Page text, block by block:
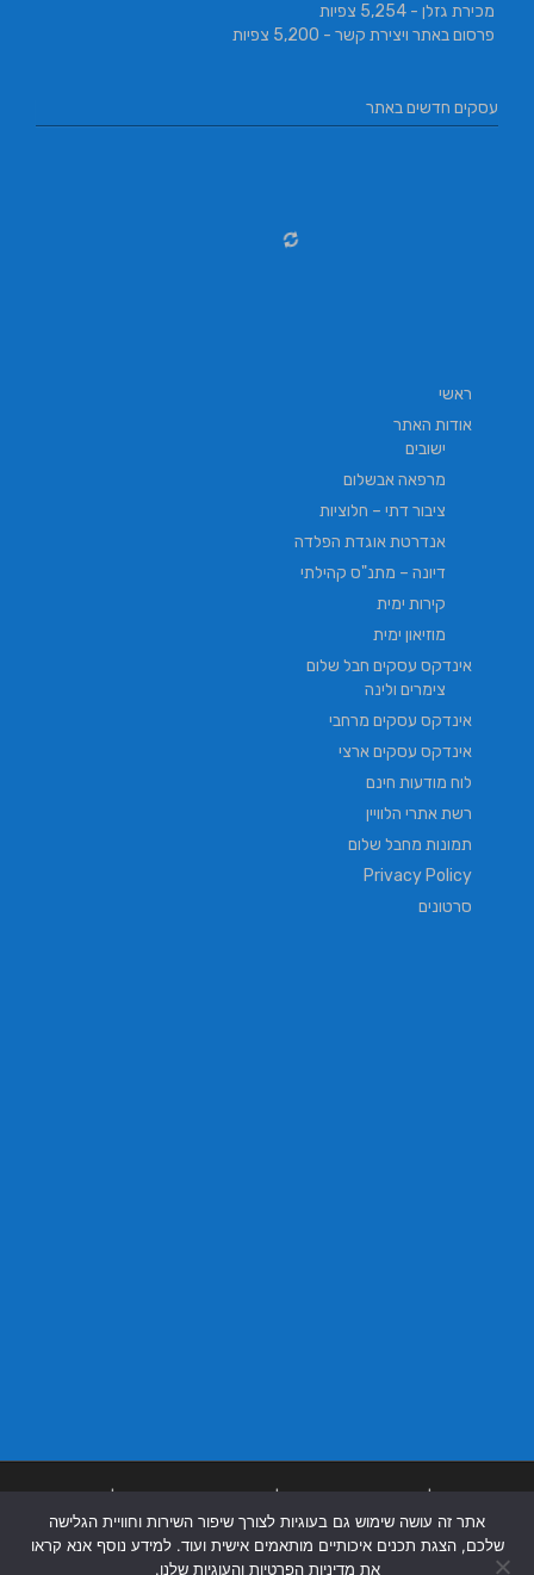
מכירת גזלן - 5,254 צפיות
פרסום באתר ויצירת קשר - 5,200 צפיות
עסקים חדשים באתר
ראשי
אודות האתר
ישובים
מרפאה אבשלום
ציבור דתי – חלוציות
אנדרטת אוגדת הפלדה
דיונה – מתנ"ס קהילתי
קירות ימית
מוזיאון ימית
אינדקס עסקים חבל שלום
צימרים ולינה
אינדקס עסקים מרחבי
אינדקס עסקים ארצי
לוח מודעות חינם
רשת אתרי הלוויין
תמונות מחבל שלום
Privacy Policy
סרטונים
בבאר שבע |
אתר זה עושה שימוש גם בעוגיות לצורך שיפור השירות וחוויית הגלישה
שלכם, הצגת תכנים איכותיים מותאמים אישית ועוד. למידע נוסף אנא קראו
את מדיניות הפרטיות והעוגיות שלנו.